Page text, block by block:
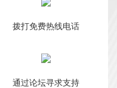
拨打免费热线电话
通过论坛寻求支持